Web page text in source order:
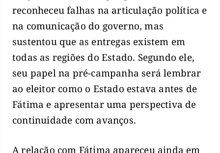
reconheceu falhas na articulação política e
na comunicação do governo, mas
sustentou que as entregas existem em
todas as regiões do Estado. Segundo ele,
seu papel na pré-campanha será lembrar
ao eleitor como o Estado estava antes de
Fátima e apresentar uma perspectiva de
continuidade com avanços.
A relação com Fátima apareceu ainda em